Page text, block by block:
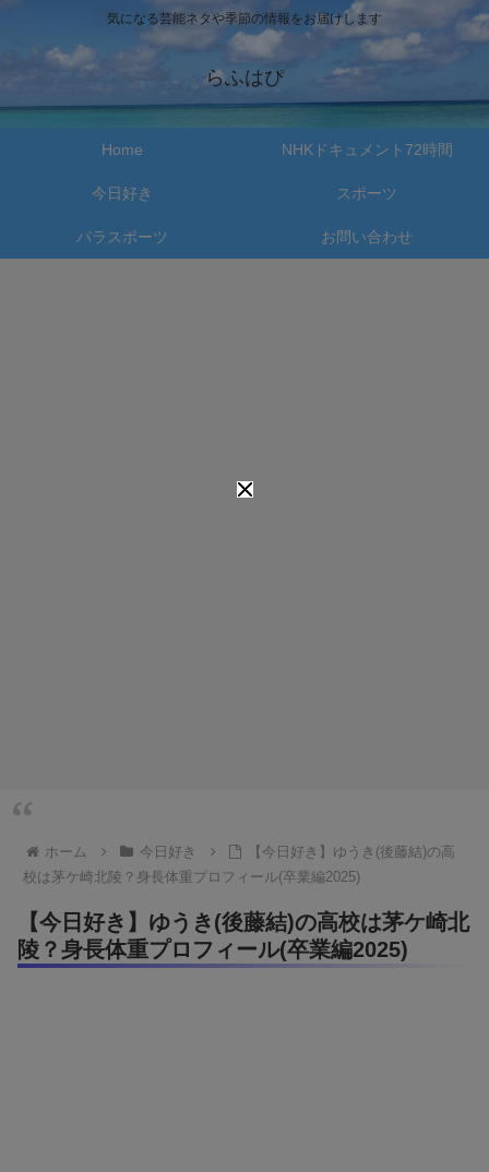
気になる芸能ネタや季節の情報をお届けします
らふはぴ
Home NHKドキュメント72時間
今日好き スポーツ
パラスポーツ お問い合わせ
ホーム 今日好き
【今日好き】ゆうき(後藤結)の高
校は茅ケ崎北陵？身長体重プロフィール(卒業編2025)
【今日好き】ゆうき(後藤結)の高校は茅ケ崎北
陵？身長体重プロフィール(卒業編2025)